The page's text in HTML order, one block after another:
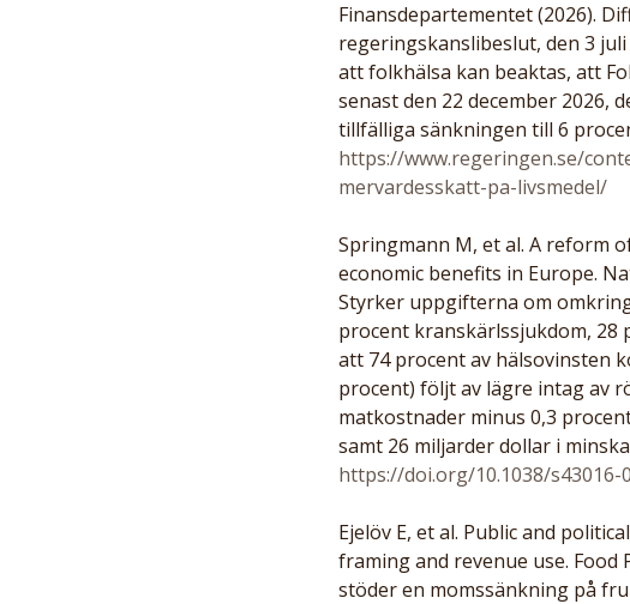
Finansdepartementet (2026).
regeringskanslibeslut, den 3
att folkhälsa kan beaktas, att
senast den 22 december 2026,
tillfälliga sänkningen till 6
https://www.regeringen.se/
mervardesskatt-pa-livsmedel/
Springmann M, et al. A reform
economic benefits in Europe.
Styrker uppgifterna om
procent kranskärlssjukdom, 28
att 74 procent av hälsovinsten
procent) följt av lägre intag av
matkostnader minus 0,3
samt 26 miljarder dollar i
https://doi.org/10.1038/s43016-
Ejelöv E, et al. Public and
framing and revenue use. Food
stöder en momssänkning på